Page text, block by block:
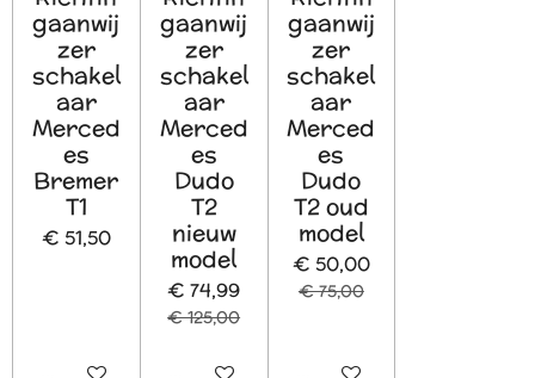
gaanwij
zer
schakel
aar
Merced
es
Bremer
T1
€ 51,50
gaanwij
zer
schakel
aar
Merced
es
Dudo
T2
nieuw
model
€ 74,99
€ 125,00
gaanwij
zer
schakel
aar
Merced
es
Dudo
T2 oud
model
€ 50,00
€ 75,00